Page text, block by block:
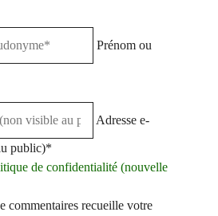
Prénom ou
Adresse e-
public)*
de confidentialité (nouvelle
commentaires recueille votre